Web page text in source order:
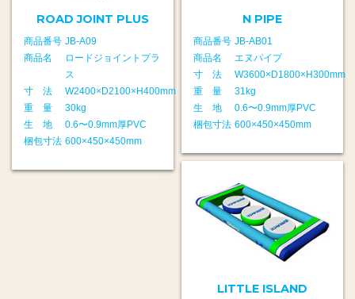
ROAD JOINT PLUS
商品番号 JB-A09
商品名
ロードジョイントプラ
ス
寸 法
W2400×D2100×H400mm
重 量
30kg
生 地
0.6〜0.9mm厚PVC
梱包寸法 600×450×450mm
N PIPE
商品番号 JB-AB01
商品名
エヌパイプ
寸 法
W3600×D1800×H300mm
重 量
31kg
生 地
0.6〜0.9mm厚PVC
梱包寸法 600×450×450mm
LITTLE ISLAND